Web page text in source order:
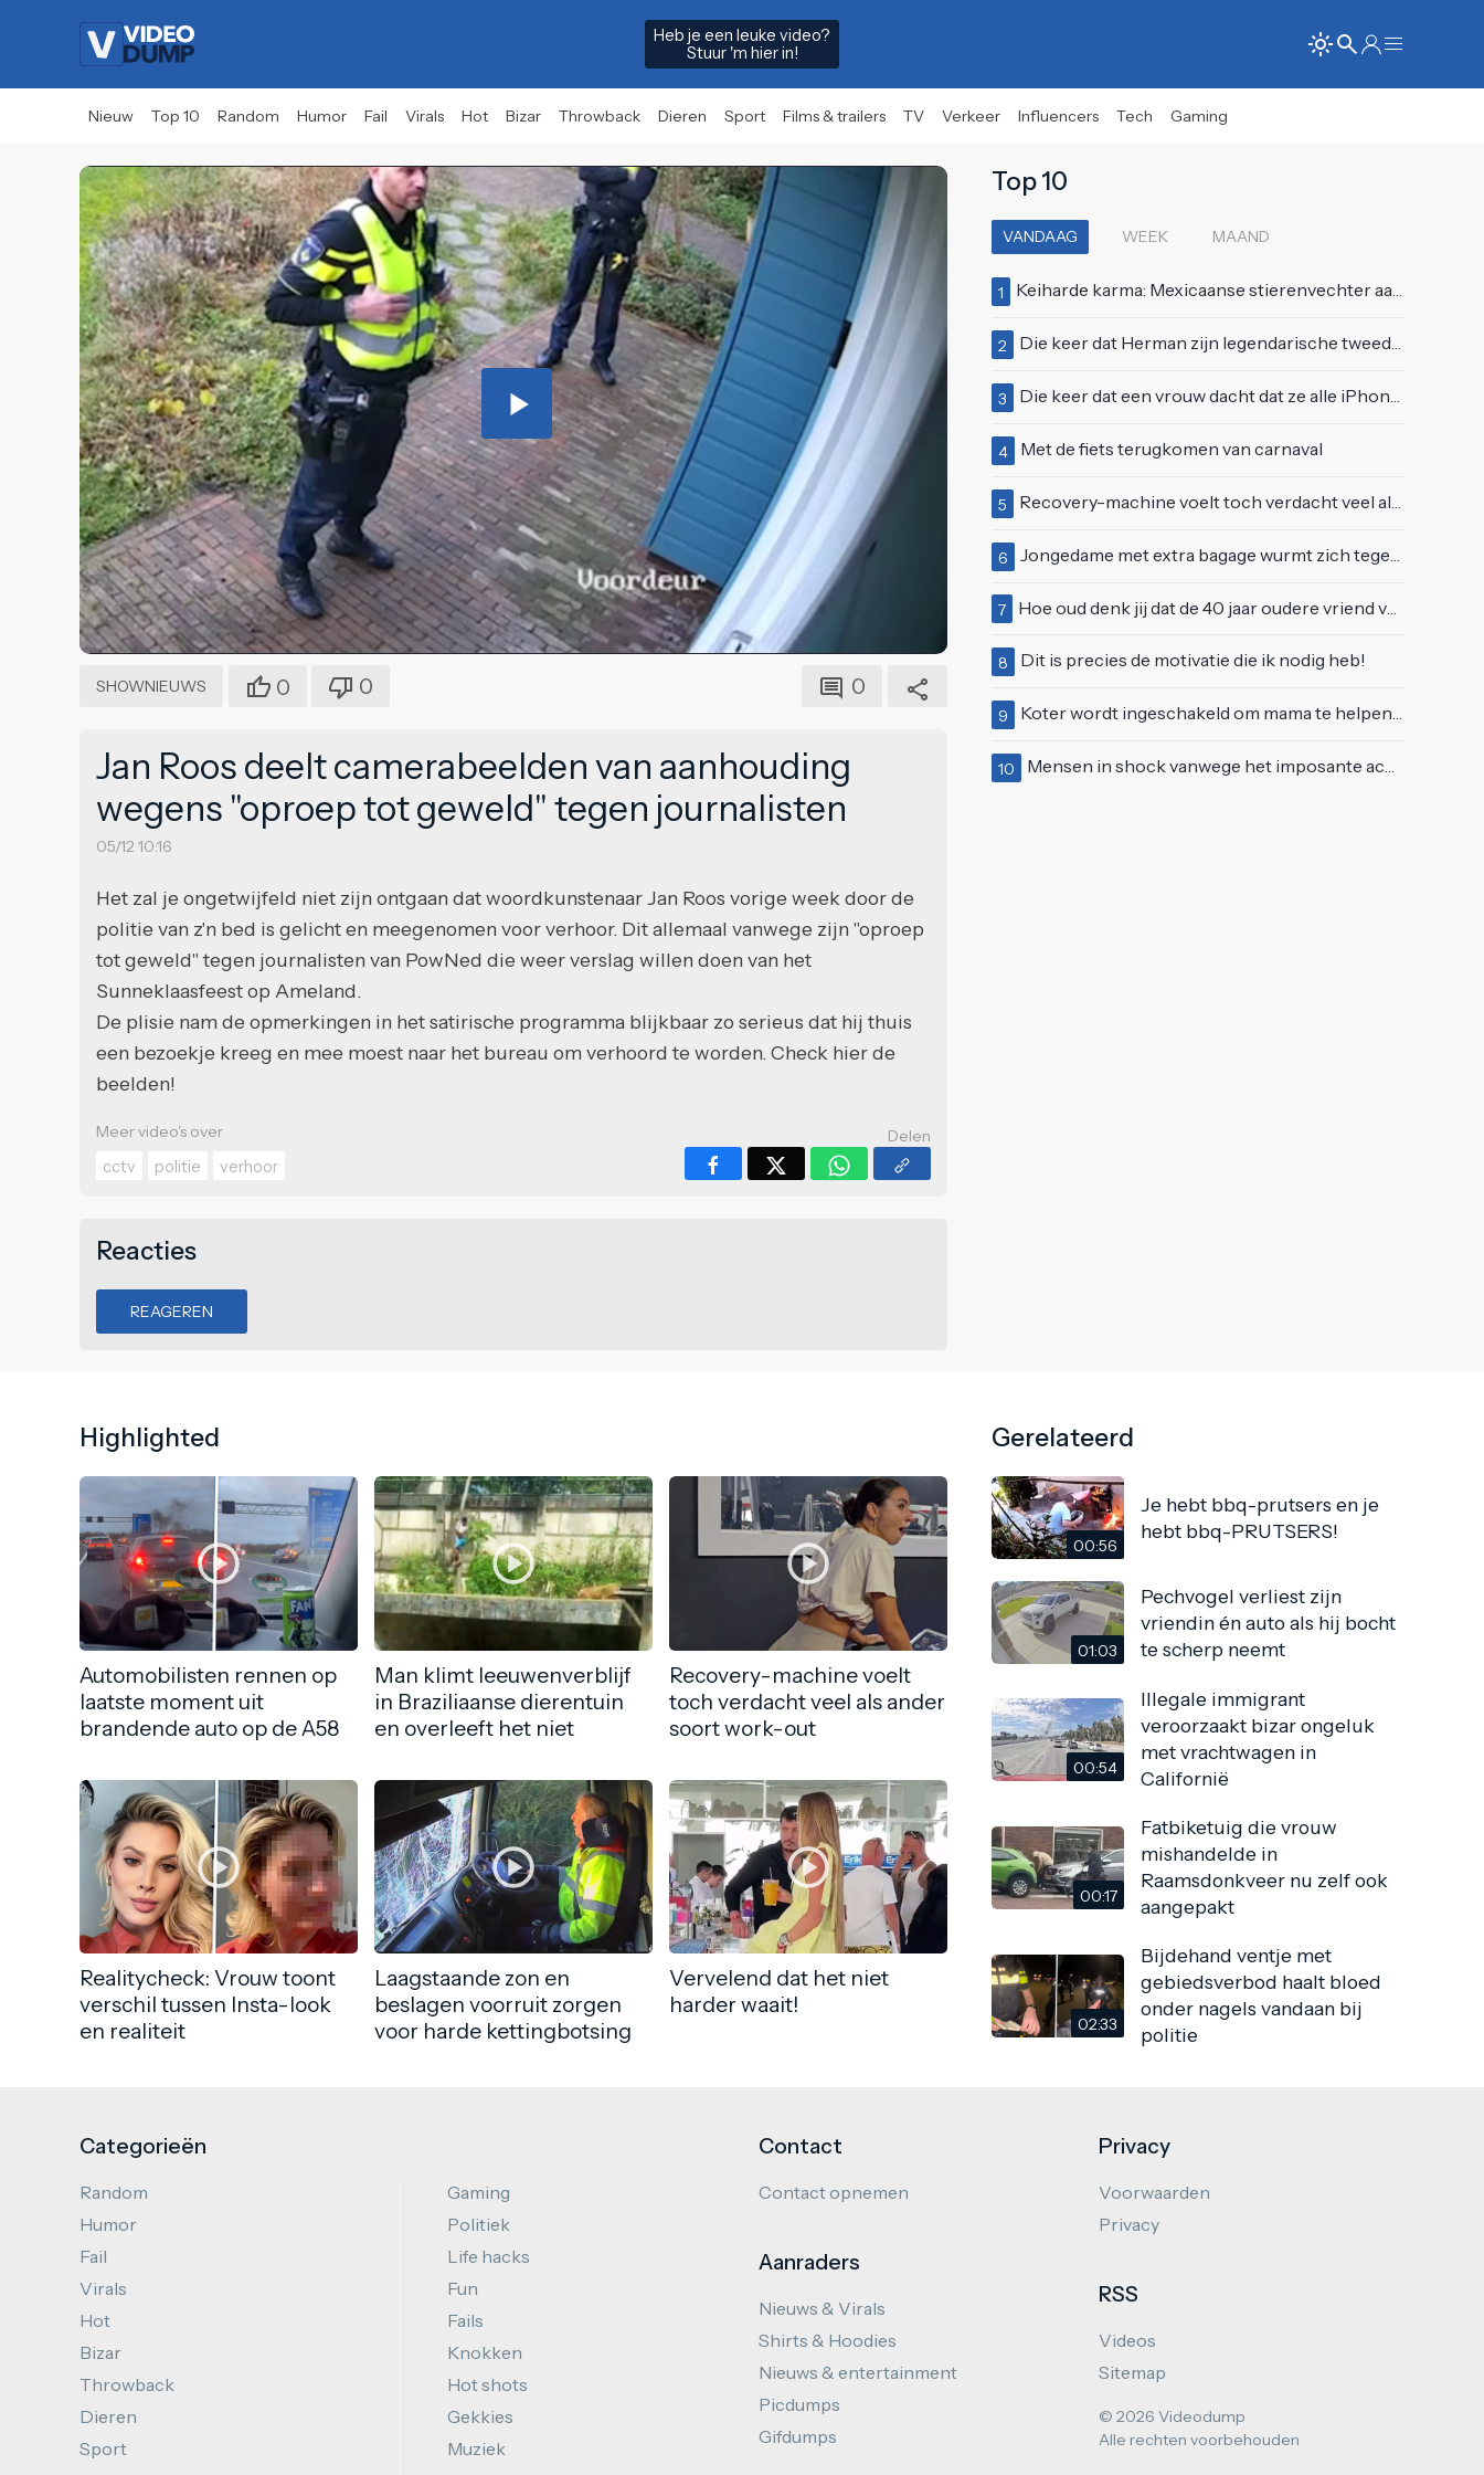
Heb je een leuke video?
Stuur 'm hier in!
Nieuw Top 10 Random Humor Fail Virals Hot Bizar Throwback Dieren Sport Films & trailers TV Verkeer Influencers Tech Gaming
Play
Video
SHOWNIEUWS 0 0 0
Jan Roos deelt camerabeelden van aanhouding
wegens "oproep tot geweld" tegen journalisten
05/12 10:16
Het zal je ongetwijfeld niet zijn ontgaan dat woordkunstenaar Jan Roos vorige week door de
politie van z'n bed is gelicht en meegenomen voor verhoor. Dit allemaal vanwege zijn "oproep
tot geweld" tegen journalisten van PowNed die weer verslag willen doen van het
Sunneklaasfeest op Ameland.
De plisie nam de opmerkingen in het satirische programma blijkbaar zo serieus dat hij thuis
een bezoekje kreeg en mee moest naar het bureau om verhoord te worden. Check hier de
beelden!
Meer video's over
cctv
politie verhoor
Delen
Reacties
REAGEREN
Top 10
VANDAAG WEEK MAAND
1 Keiharde karma: Mexicaanse stierenvechter aan hoorn gespietst voor ogen van duizenden toeschouwers
2 Die keer dat Herman zijn legendarische tweede auditie bij Idols deed
3 Die keer dat een vrouw dacht dat ze alle iPhones wel op kon kopen
4 Met de fiets terugkomen van carnaval
5 Recovery-machine voelt toch verdacht veel als ander soort work-out
6 Jongedame met extra bagage wurmt zich tegen de stroom van de roltrap
7 Hoe oud denk jij dat de 40 jaar oudere vriend van Giulia is geworden?
8 Dit is precies de motivatie die ik nodig heb!
9 Koter wordt ingeschakeld om mama te helpen met de perfecte vakantiefoto te maken
10 Mensen in shock vanwege het imposante achterwerk van Nelly Furtado
Highlighted
Automobilisten rennen op
laatste moment uit
brandende auto op de A58
Man klimt leeuwenverblijf
in Braziliaanse dierentuin
en overleeft het niet
Recovery-machine voelt
toch verdacht veel als ander
soort work-out
Realitycheck: Vrouw toont
verschil tussen Insta-look
en realiteit
Laagstaande zon en
beslagen voorruit zorgen
voor harde kettingbotsing
Vervelend dat het niet
harder waait!
Gerelateerd
00:56
Je hebt bbq-prutsers en je
hebt bbq-PRUTSERS!
01:03
Pechvogel verliest zijn
vriendin én auto als hij bocht
te scherp neemt
00:54
Illegale immigrant
veroorzaakt bizar ongeluk
met vrachtwagen in
Californië
00:17
Fatbiketuig die vrouw
mishandelde in
Raamsdonkveer nu zelf ook
aangepakt
02:33
Bijdehand ventje met
gebiedsverbod haalt bloed
onder nagels vandaan bij
politie
Categorieën
Random
Humor
Fail
Virals
Hot
Bizar
Throwback
Dieren
Sport
Gaming
Politiek
Life hacks
Fun
Fails
Knokken
Hot shots
Gekkies
Muziek
Contact
Contact opnemen
Aanraders
Nieuws & Virals
Shirts & Hoodies
Nieuws & entertainment
Picdumps
Gifdumps
Privacy
Voorwaarden
Privacy
RSS
Videos
Sitemap
© 2026 Videodump
Alle rechten voorbehouden